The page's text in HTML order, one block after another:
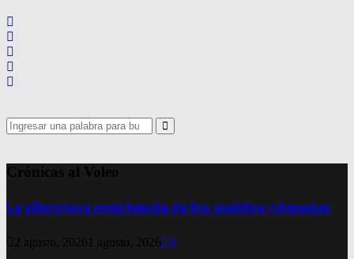
Search
for:
Search
Crónicas al Voleo
La silenciosa resistencia de los pueblos nómadas
2 agosto, 2026 1 agosto, 2026 0